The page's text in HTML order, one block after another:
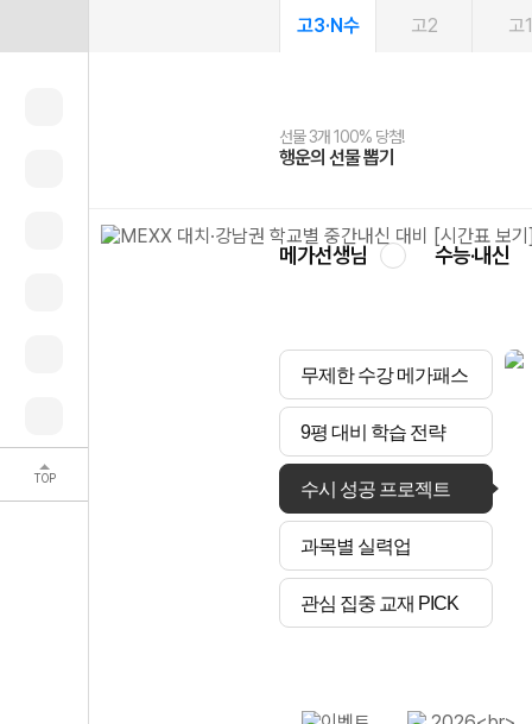
TOP
고3·N수 고2 고1
선물 3개 100% 당첨!
행운의 선물 뽑기
선물 100% 증정!
메가스터디 X 올리브
여름방학 스터디 캐시백
메가런 썸머스쿨
2027 러셀 단과
강사 공개선발
스마트러닝앱
설문 EVENT
메가패스
3일 무료 체험권
메가패스 수강생 무료혜택!
메가클럽 멤버십
사회공헌 캠페인
희망이룸 메가나눔
메가선생님 수능·내신
무제한 수강 메가패스
9평 대비 학습 전략
수시 성공 프로젝트
과목별 실력업
관심 집중 교재 PICK